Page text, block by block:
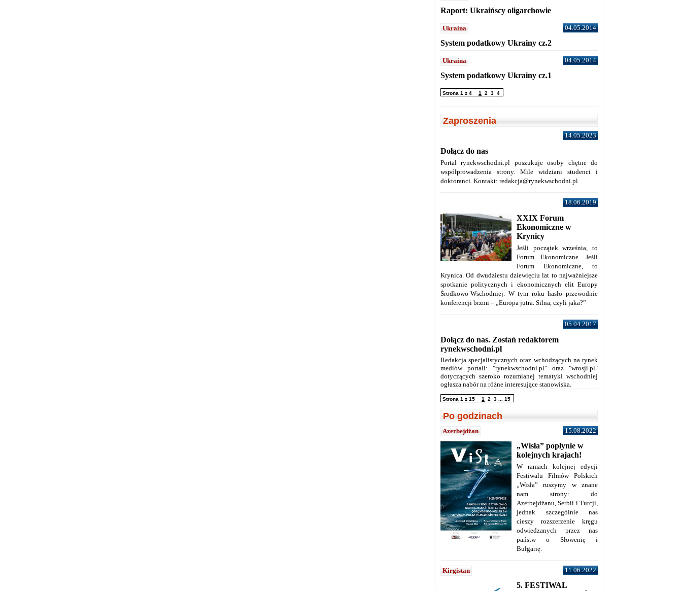
Raport: Ukraińscy oligarchowie
Ukraina 04.05.2014
System podatkowy Ukrainy cz.2
Ukraina 04.05.2014
System podatkowy Ukrainy cz.1
Strona 1 z 4 1 2 3 4
Zaproszenia
14.05.2023
Dołącz do nas
Portal rynekwschodni.pl poszukuje osoby chętne do
współprowadzenia strony. Mile widziani studenci i
doktoranci. Kontakt: redakcja@rynekwschodni.pl
18.06.2019
XXIX Forum
Ekonomiczne w
Krynicy
Jeśli początek września, to
Forum Ekonomiczne. Jeśli
Forum Ekonomiczne, to
Krynica. Od dwudziestu dziewięciu lat to najważniejsze
spotkanie politycznych i ekonomicznych elit Europy
Środkowo-Wschodniej. W tym roku hasło przewodnie
konferencji brzmi – „Europa jutra. Silna, czyli jaka?”
05.04.2017
Dołącz do nas. Zostań redaktorem
rynekwschodni.pl
Redakcja specjalistycznych oraz wchodzących na rynek
mediów portali: "rynekwschodni.pl" oraz "wrosji.pl"
dotyczących szeroko rozumianej tematyki wschodniej
ogłasza nabór na różne interesujące stanowiska.
Strona 1 z 15 1 2 3 15
Po godzinach
Azerbejdżan 15.08.2022
„Wisła” popłynie w
kolejnych krajach!
W ramach kolejnej edycji
Festiwalu Filmów Polskich
„Wisła” ruszymy w znane
nam strony: do
Azerbejdżanu, Serbii i Turcji,
jednak szczególnie nas
cieszy rozszerzenie kręgu
odwiedzanych przez nas
państw o Słowenię i
Bułgarię.
Kirgistan 11.06.2022
5. FESTIWAL